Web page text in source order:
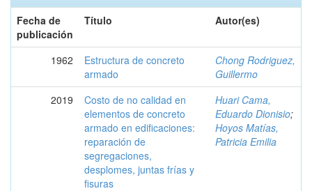
Fecha de
publicación
Título Autor(es)
1962
Estructura de concreto
armado
Chong Rodriguez,
Guillermo
2019
Costo de no calidad en
elementos de concreto
armado en edificaciones:
reparación de
segregaciones,
desplomes, juntas frías y
fisuras
Huari Cama,
Eduardo Dionisio;
Hoyos Matías,
Patricia Emilia